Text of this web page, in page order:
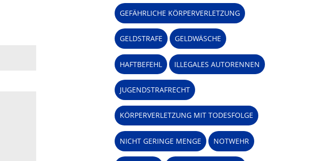
GEFÄHRLICHE KÖRPERVERLETZUNG
GELDSTRAFE GELDWÄSCHE
HAFTBEFEHL ILLEGALES AUTORENNEN
JUGENDSTRAFRECHT
KÖRPERVERLETZUNG MIT TODESFOLGE
NICHT GERINGE MENGE NOTWEHR